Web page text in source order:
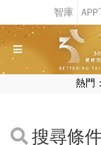
熱門：
搜尋條件